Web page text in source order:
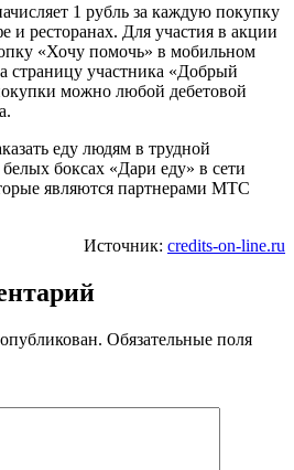
1 рубль за каждую покупку
и ресторанах. Для участия в акции
«Хочу помочь» в мобильном
страницу участника «Добрый
можно любой дебетовой
еду людям в трудной
боксах «Дари еду» в сети
являются партнерами МТС
Источник: credits-on-line.ru
Обязательные поля